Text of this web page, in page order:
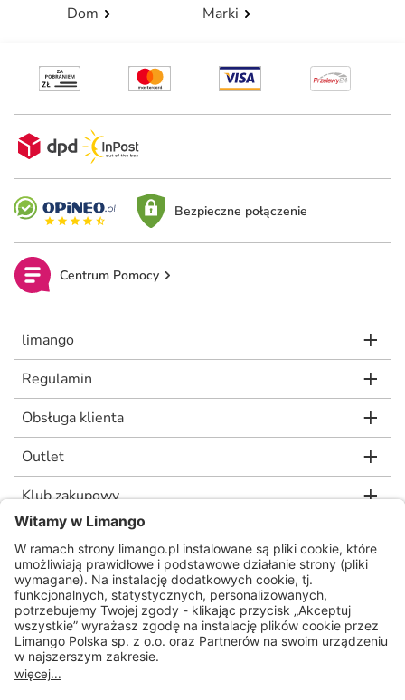
Dom
Marki
Bezpieczne połączenie
Centrum Pomocy
limango
Regulamin
Obsługa klienta
Outlet
Klub zakupowy